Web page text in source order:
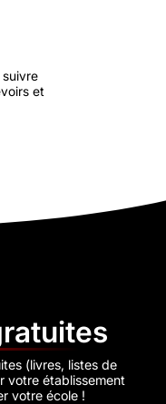
et
(livres, listes de
votre établissement
votre école !